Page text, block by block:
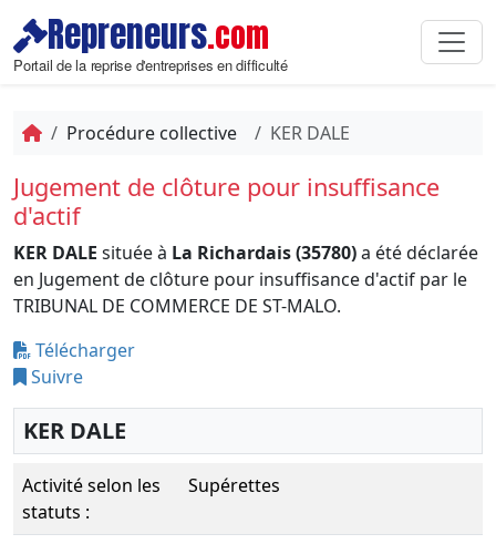
Repreneurs.com
Portail de la reprise d'entreprises en difficulté
Procédure collective KER DALE
Jugement de clôture pour insuffisance
d'actif
KER DALE située à La Richardais (35780)a été déclarée
en Jugement de clôture pour insuffisance d'actif par le
TRIBUNAL DE COMMERCE DE ST-MALO.
Télécharger
Suivre
KER DALE
Activité selon les
statuts :
Supérettes